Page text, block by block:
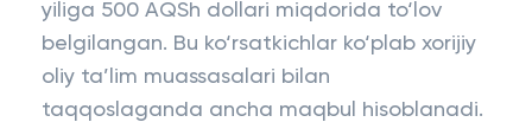
yiliga 500 AQSh dollari miqdorida to‘lov
belgilangan. Bu ko‘rsatkichlar ko‘plab xorijiy
oliy ta’lim muassasalari bilan
taqqoslaganda ancha maqbul hisoblanadi.